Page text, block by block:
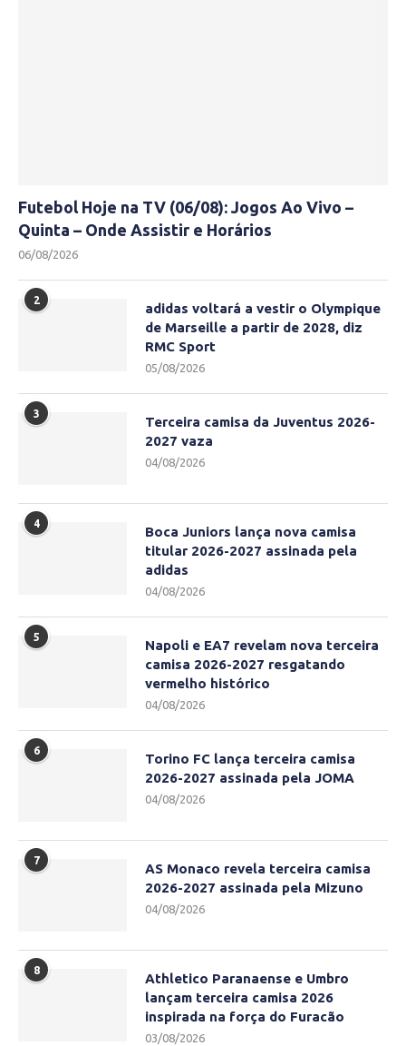
Futebol Hoje na TV (06/08): Jogos Ao Vivo –
Quinta – Onde Assistir e Horários
06/08/2026
2
adidas voltará a vestir o Olympique
de Marseille a partir de 2028, diz
RMC Sport
05/08/2026
3
Terceira camisa da Juventus 2026-
2027 vaza
04/08/2026
4
Boca Juniors lança nova camisa
titular 2026-2027 assinada pela
adidas
04/08/2026
5
Napoli e EA7 revelam nova terceira
camisa 2026-2027 resgatando
vermelho histórico
04/08/2026
6
Torino FC lança terceira camisa
2026-2027 assinada pela JOMA
04/08/2026
7
AS Monaco revela terceira camisa
2026-2027 assinada pela Mizuno
04/08/2026
8
Athletico Paranaense e Umbro
lançam terceira camisa 2026
inspirada na força do Furacão
03/08/2026